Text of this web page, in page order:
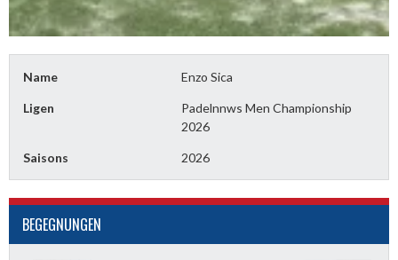
Name Enzo Sica
Ligen
Padelnnws Men Championship
2026
Saisons 2026
BEGEGNUNGEN